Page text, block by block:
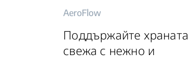
AeroFlow
Поддържайте храната
свежа с нежно и